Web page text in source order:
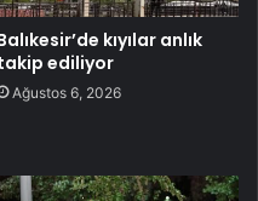
kıyılar anlık
ediliyor
Ağustos 6, 2026